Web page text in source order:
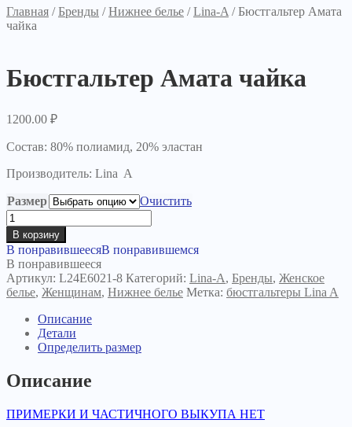
Главная /Бренды /Нижнее белье /Lina-A /Бюстгальтер Амата
чайка
Бюстгальтер Амата чайка
1200.00 ₽
Состав: 80% полиамид, 20% эластан
Производитель: Lina A
Размер
Очистить
Количество
товара
Бюстгальтер
Амата
чайка
В корзину
В понравившеесяВ понравившемся
В понравившееся
Артикул: L24E6021-8 Категорий: Lina-A, Бренды, Женское
белье, Женщинам, Нижнее белье Метка: бюстгальтеры Lina A
Описание
Детали
Определить размер
Описание
ПРИМЕРКИ И ЧАСТИЧНОГО ВЫКУПА НЕТ